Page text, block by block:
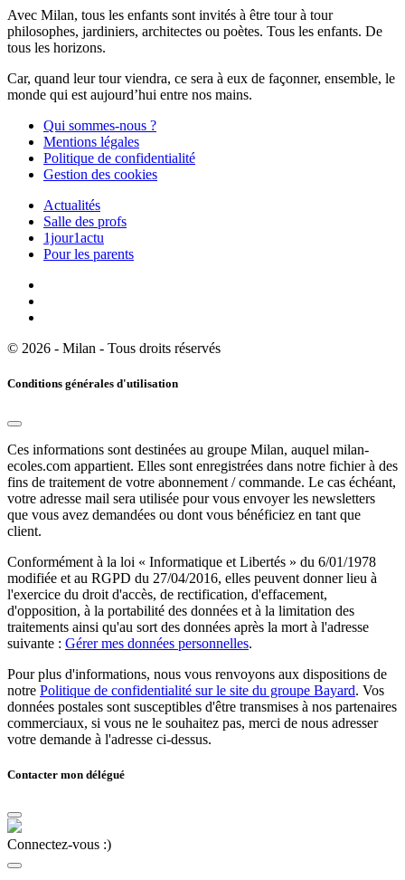
Avec Milan, tous les enfants sont invités à être tour à tour
philosophes, jardiniers, architectes ou poètes. Tous les enfants. De
tous les horizons.
Car, quand leur tour viendra, ce sera à eux de façonner, ensemble, le
monde qui est aujourd’hui entre nos mains.
Qui sommes-nous ?
Mentions légales
Politique de confidentialité
Gestion des cookies
Actualités
Salle des profs
1jour1actu
Pour les parents
© 2026 - Milan - Tous droits réservés
Conditions générales d'utilisation
Ces informations sont destinées au groupe Milan, auquel milan-
ecoles.com appartient. Elles sont enregistrées dans notre fichier à des
fins de traitement de votre abonnement / commande. Le cas échéant,
votre adresse mail sera utilisée pour vous envoyer les newsletters
que vous avez demandées ou dont vous bénéficiez en tant que
client.
Conformément à la loi « Informatique et Libertés » du 6/01/1978
modifiée et au RGPD du 27/04/2016, elles peuvent donner lieu à
l'exercice du droit d'accès, de rectification, d'effacement,
d'opposition, à la portabilité des données et à la limitation des
traitements ainsi qu'au sort des données après la mort à l'adresse
suivante : Gérer mes données personnelles.
Pour plus d'informations, nous vous renvoyons aux dispositions de
notre Politique de confidentialité sur le site du groupe Bayard. Vos
données postales sont susceptibles d'être transmises à nos partenaires
commerciaux, si vous ne le souhaitez pas, merci de nous adresser
votre demande à l'adresse ci-dessus.
Contacter mon délégué
Connectez-vous :)